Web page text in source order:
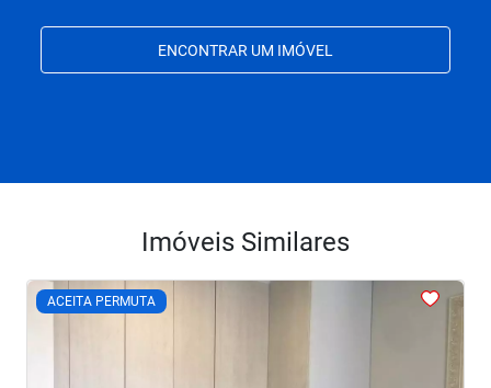
ENCONTRAR UM IMÓVEL
Imóveis Similares
ACEITA PERMUTA
<<<<